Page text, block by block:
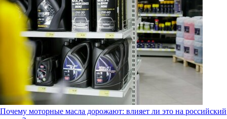
Почему моторные масла дорожают: влияет ли это на российский